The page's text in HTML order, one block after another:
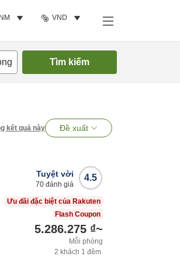
VND
Tìm kiếm
kết quả này Đề xuất
4.5
Tuyệt vời
70 đánh giá
Ưu đãi đặc biệt của Rakuten
Flash Coupon
5.286.275 ₫~
Mỗi phòng
2 khách 1 đêm